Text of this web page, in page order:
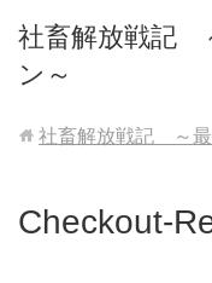
社畜解放戦記
ン～
社畜解放戦記 ～最
Checkout-